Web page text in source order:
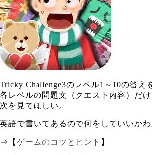
Tricky Challenge3のレベル1～10の答え
各レベルの問題文（クエスト内容）だ
次を見てほしい。
英語で書いてあるので何をしていいかわ
⇒【 ゲームのコツとヒント 】